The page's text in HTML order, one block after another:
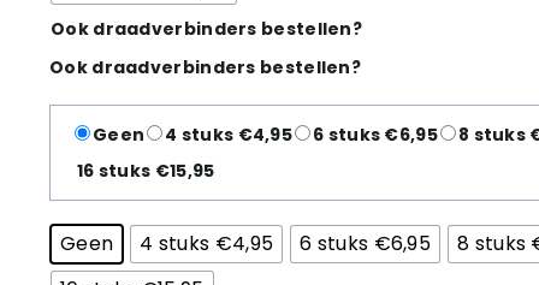
Ook draadverbinders bestellen?
Ook draadverbinders bestellen?
Geen 4 stuks €4,95 6 stuks €6,95
8 stuks
16 stuks €15,95
Geen 4 stuks €4,95 6 stuks €6,95
8 stuks